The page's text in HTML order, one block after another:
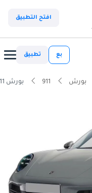
افتح التطبيق
بع تطبيق
بورش 911 بورش 911 Carrera 4S 3.0L (444 HP) Convertible